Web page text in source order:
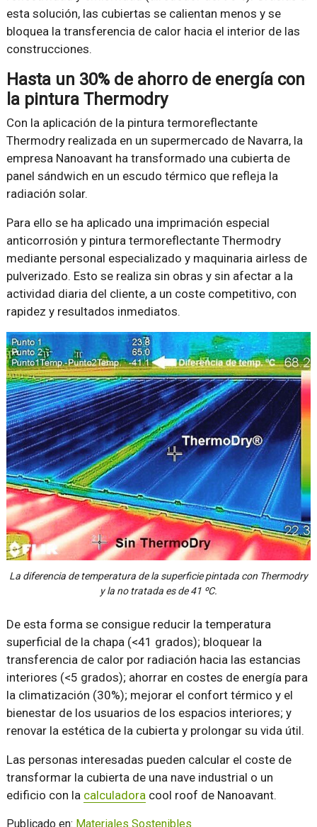
esta solución, las cubiertas se calientan menos y se
bloquea la transferencia de calor hacia el interior de las
construcciones.
Hasta un 30% de ahorro de energía con
la pintura Thermodry
Con la aplicación de la pintura termoreflectante
Thermodry realizada en un supermercado de Navarra, la
empresa Nanoavant ha transformado una cubierta de
panel sándwich en un escudo térmico que refleja la
radiación solar.
Para ello se ha aplicado una imprimación especial
anticorrosión y pintura termoreflectante Thermodry
mediante personal especializado y maquinaria airless de
pulverizado. Esto se realiza sin obras y sin afectar a la
actividad diaria del cliente, a un coste competitivo, con
rapidez y resultados inmediatos.
La diferencia de temperatura de la superficie pintada con Thermodry
y la no tratada es de 41 ºC.
De esta forma se consigue reducir la temperatura
superficial de la chapa (<41 grados); bloquear la
transferencia de calor por radiación hacia las estancias
interiores (<5 grados); ahorrar en costes de energía para
la climatización (30%); mejorar el confort térmico y el
bienestar de los usuarios de los espacios interiores; y
renovar la estética de la cubierta y prolongar su vida útil.
Las personas interesadas pueden calcular el coste de
transformar la cubierta de una nave industrial o un
edificio con la calculadoracool roof de Nanoavant.
Publicado en: Materiales Sostenibles